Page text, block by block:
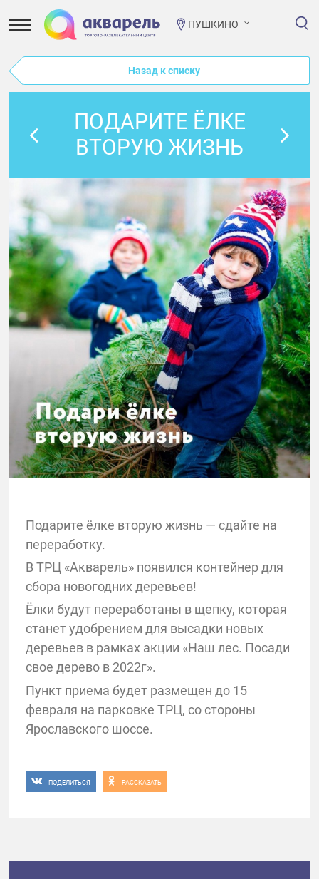
ПУШКИНО
Назад к списку
ПОДАРИТЕ ЁЛКЕ
ВТОРУЮ ЖИЗНЬ
Подарите ёлке вторую жизнь — сдайте на
переработку.
В ТРЦ «Акварель» появился контейнер для
сбора новогодних деревьев!
Ёлки будут переработаны в щепку, которая
станет удобрением для высадки новых
деревьев в рамках акции «Наш лес. Посади
свое дерево в 2022г».
Пункт приема будет размещен до 15
февраля на парковке ТРЦ, со стороны
Ярославского шоссе.
ПОДЕЛИТЬСЯ РАССКАЗАТЬ